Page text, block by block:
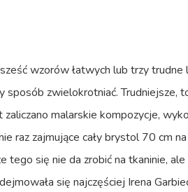
wzorów łatwych lub trzy
zwielokrotniać. Trudniejsze,
malarskie kompozycje,
raz zajmujące cały brystol 70 cm
tego się nie da zrobić na tkaninie,
się najczęściej Irena